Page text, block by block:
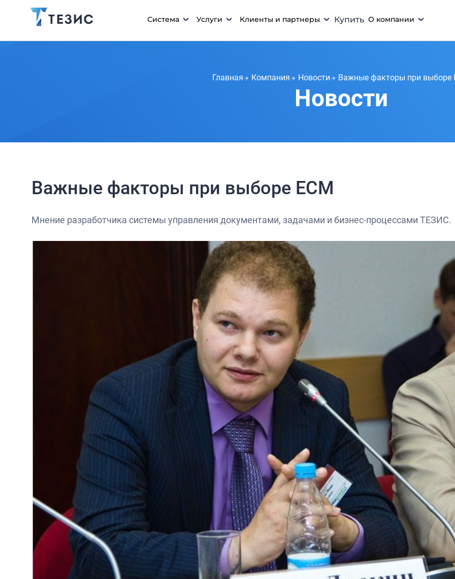
Система Услуги Клиенты и партнеры Купить О компании
Главная Компания Новости Важные факторы при
Новости
Важные факторы при выборе ЕСМ
Мнение разработчика системы управления документами, задачами и бизнес-процессами ТЕЗИС.